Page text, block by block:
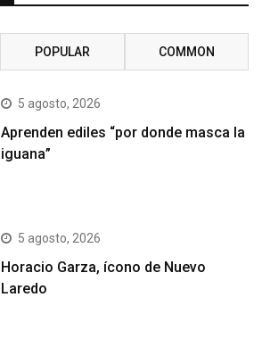
POPULAR COMMON
5 agosto, 2026
Aprenden ediles “por donde masca la
iguana”
5 agosto, 2026
Horacio Garza, ícono de Nuevo
Laredo